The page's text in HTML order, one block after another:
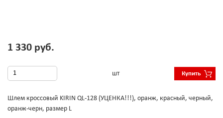
1 330 руб.
шт Купить
Шлем кроссовый KIRIN QL-128 (УЦЕНКА!!!), оранж, красный, черный,
оранж-черн, размер L